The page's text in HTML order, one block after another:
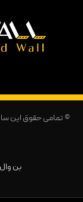
© تمامی حقوق این
بن